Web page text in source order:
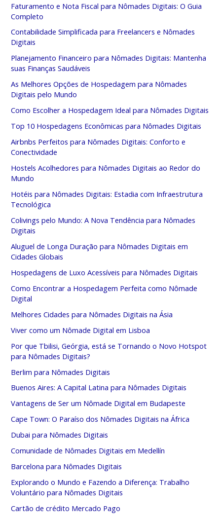
Faturamento e Nota Fiscal para Nômades Digitais: O Guia
Completo
Contabilidade Simplificada para Freelancers e Nômades
Digitais
Planejamento Financeiro para Nômades Digitais: Mantenha
suas Finanças Saudáveis
As Melhores Opções de Hospedagem para Nômades
Digitais pelo Mundo
Como Escolher a Hospedagem Ideal para Nômades Digitais
Top 10 Hospedagens Econômicas para Nômades Digitais
Airbnbs Perfeitos para Nômades Digitais: Conforto e
Conectividade
Hostels Acolhedores para Nômades Digitais ao Redor do
Mundo
Hotéis para Nômades Digitais: Estadia com Infraestrutura
Tecnológica
Colivings pelo Mundo: A Nova Tendência para Nômades
Digitais
Aluguel de Longa Duração para Nômades Digitais em
Cidades Globais
Hospedagens de Luxo Acessíveis para Nômades Digitais
Como Encontrar a Hospedagem Perfeita como Nômade
Digital
Melhores Cidades para Nômades Digitais na Ásia
Viver como um Nômade Digital em Lisboa
Por que Tbilisi, Geórgia, está se Tornando o Novo Hotspot
para Nômades Digitais?
Berlim para Nômades Digitais
Buenos Aires: A Capital Latina para Nômades Digitais
Vantagens de Ser um Nômade Digital em Budapeste
Cape Town: O Paraíso dos Nômades Digitais na África
Dubai para Nômades Digitais
Comunidade de Nômades Digitais em Medellín
Barcelona para Nômades Digitais
Explorando o Mundo e Fazendo a Diferença: Trabalho
Voluntário para Nômades Digitais
Cartão de crédito Mercado Pago